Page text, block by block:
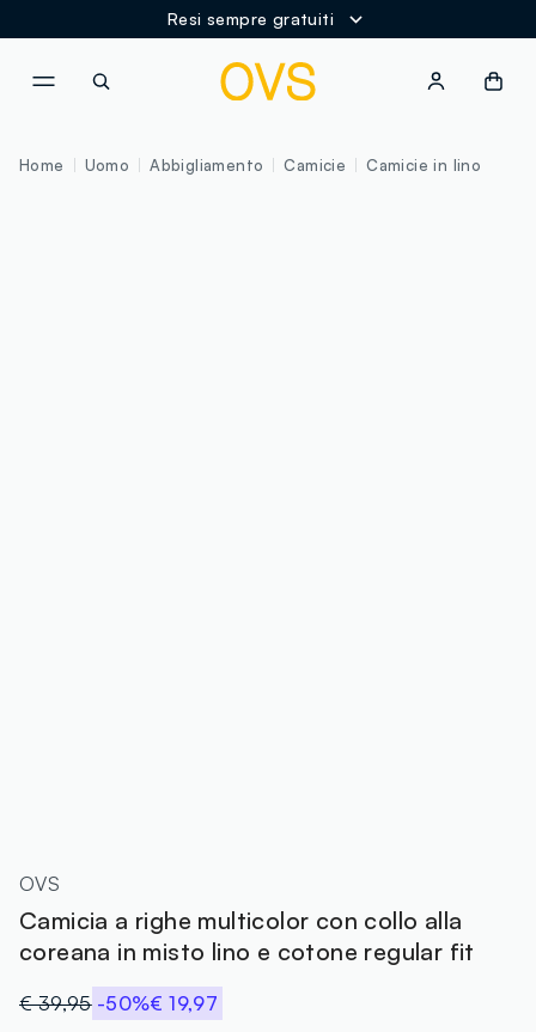
Resi sempre gratuiti
Home Uomo Abbigliamento Camicie Camicie in lino
OVS
Camicia a righe multicolor con collo alla
coreana in misto lino e cotone regular fit
€ 39,95 -50%€ 19,97